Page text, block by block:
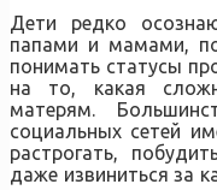
Дети редко
папами и мамами,
понимать статусы
на то, какая
матерям.
социальных сетей
растрогать,
даже извиниться за